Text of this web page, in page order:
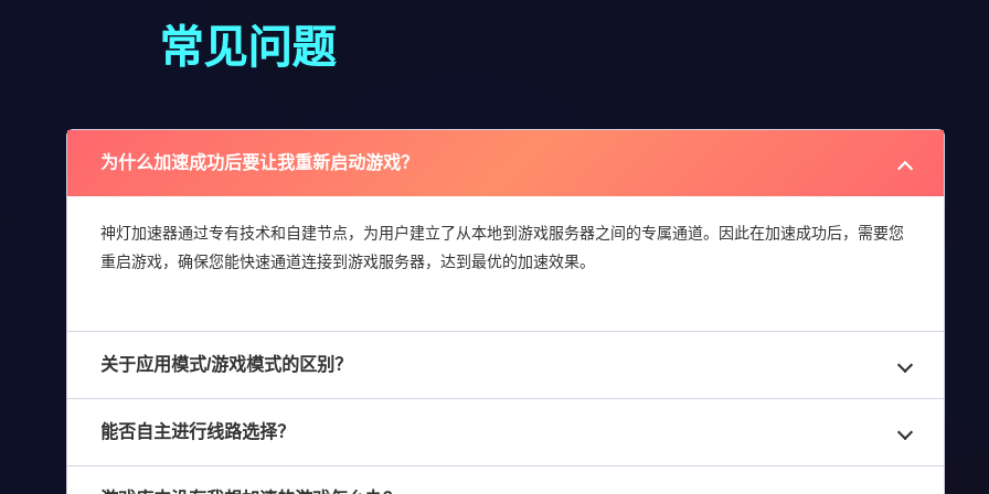
常见问题
为什么加速成功后要让我重新启动游戏？
神灯加速器通过专有技术和自建节点，为用户建立了从本地到游戏服务器之间的专属通道。因此在加速成功后，需要您
重启游戏，确保您能快速通道连接到游戏服务器，达到最优的加速效果。
关于应用模式/游戏模式的区别？
能否自主进行线路选择？